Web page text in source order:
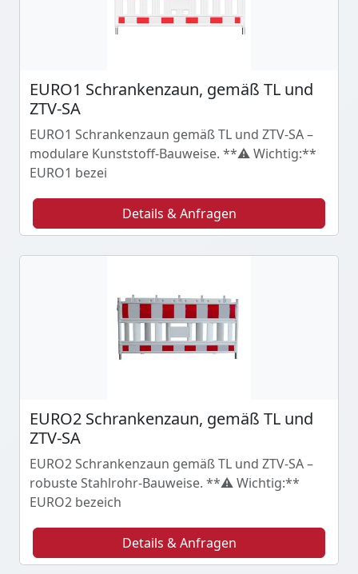
EURO1 Schrankenzaun, gemäß TL und
ZTV-SA
EURO1 Schrankenzaun gemäß TL und ZTV-SA –
modulare Kunststoff-Bauweise. **⚠️ Wichtig:**
EURO1 bezei
Details & Anfragen
EURO2 Schrankenzaun, gemäß TL und
ZTV-SA
EURO2 Schrankenzaun gemäß TL und ZTV-SA –
robuste Stahlrohr-Bauweise. **⚠️ Wichtig:**
EURO2 bezeich
Details & Anfragen